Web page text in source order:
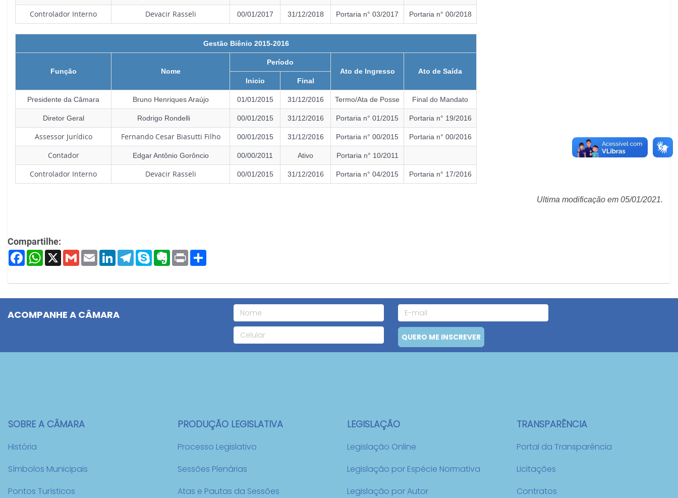
Controlador Interno Devacir Rasseli 00/01/2017 31/12/2018 Portaria n° 03/2017 Portaria n° 00/2018
Gestão Biênio 2015-2016
Função Nome
Período
Ato de Ingresso
Ato de Saída
Inicio
Final
Presidente da Câmara Bruno Henriques Araújo 01/01/2015 31/12/2016 Termo/Ata de Posse Final do Mandato
Diretor Geral Rodrigo Rondelli 00/01/2015 31/12/2016 Portaria n° 01/2015 Portaria n° 19/2016
Assessor Jurídico Fernando Cesar Biasutti Filho 00/01/2015 31/12/2016 Portaria n° 00/2015 Portaria n° 00/2016
Contador Edgar Antônio Gorôncio 00/00/2011 Ativo Portaria n° 10/2011
Controlador Interno Devacir Rasseli 00/01/2015 31/12/2016 Portaria n° 04/2015 Portaria n° 17/2016
Ultima modificação em 05/01/2021.
Compartilhe:
FacebookWhatsApp
X GmailEmail LinkedInTelegram
SkypeEvernote
Print
ACOMPANHE A CÂMARA
QUERO ME INSCREVER
SOBRE A CÂMARA
História
Símbolos Municipais
Pontos Turísticos
PRODUÇÃO LEGISLATIVA
Processo Legislativo
Sessões Plenárias
Atas e Pautas da Sessões
LEGISLAÇÃO
Legislação Online
Legislação por Espécie Normativa
Legislação por Autor
TRANSPARÊNCIA
Portal da Transparência
Licitações
Contratos